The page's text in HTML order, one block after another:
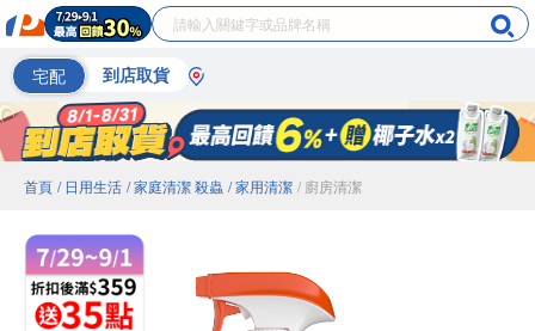
宅配 到店取貨
首頁 / 日用生活 / 家庭清潔 殺蟲 / 家用清潔 / 廚房清潔